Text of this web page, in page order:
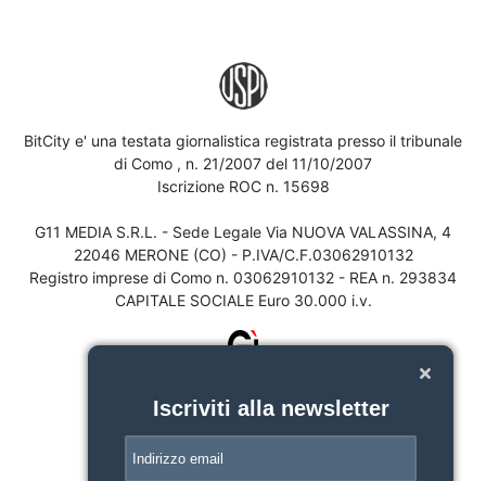
BitCity e' una testata giornalistica registrata presso il tribunale
di Como , n. 21/2007 del 11/10/2007
Iscrizione ROC n. 15698
G11 MEDIA S.R.L. - Sede Legale Via NUOVA VALASSINA, 4
22046 MERONE (CO) - P.IVA/C.F.03062910132
Registro imprese di Como n. 03062910132 - REA n. 293834
CAPITALE SOCIALE Euro 30.000 i.v.
Iscriviti alla newsletter